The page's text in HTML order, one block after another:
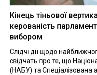
Кінець тіньової
керованість
вибором
Слідчі дії щодо
свідчать про те, що
(НАБУ) та Спеціалізована